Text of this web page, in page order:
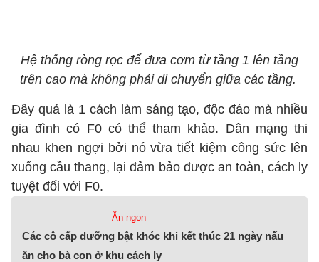
Hệ thống ròng rọc để đưa cơm từ tầng 1 lên tầng
trên cao mà không phải di chuyển giữa các tầng.
Đây quả là 1 cách làm sáng tạo, độc đáo mà nhiều
gia đình có F0 có thể tham khảo. Dân mạng thi
nhau khen ngợi bởi nó vừa tiết kiệm công sức lên
xuống cầu thang, lại đảm bảo được an toàn, cách ly
tuyệt đối với F0.
Ăn ngon
Các cô cấp dưỡng bật khóc khi kết thúc 21 ngày nấu
ăn cho bà con ở khu cách ly